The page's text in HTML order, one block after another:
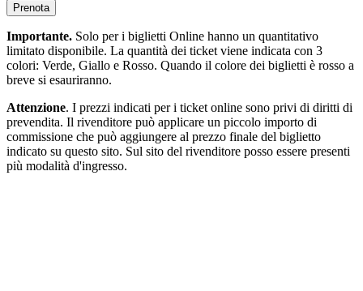
Prenota
Importante. Solo per i biglietti Online hanno un quantitativo
limitato disponibile. La quantità dei ticket viene indicata con 3
colori: Verde, Giallo e Rosso. Quando il colore dei biglietti è rosso a
breve si esauriranno.
Attenzione. I prezzi indicati per i ticket online sono privi di diritti di
prevendita. Il rivenditore può applicare un piccolo importo di
commissione che può aggiungere al prezzo finale del biglietto
indicato su questo sito. Sul sito del rivenditore posso essere presenti
più modalità d'ingresso.